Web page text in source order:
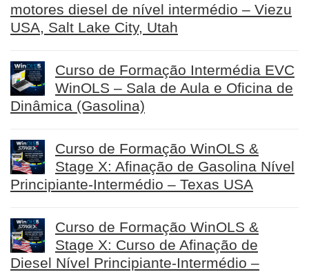
motores diesel de nível intermédio – Viezu
USA, Salt Lake City, Utah
Curso de Formação Intermédia EVC
WinOLS – Sala de Aula e Oficina de
Dinâmica (Gasolina)
Curso de Formação WinOLS &
Stage X: Afinação de Gasolina Nível
Principiante-Intermédio – Texas USA
Curso de Formação WinOLS &
Stage X: Curso de Afinação de
Diesel Nível Principiante-Intermédio –